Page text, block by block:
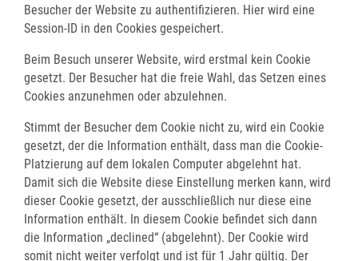
Besucher der Website zu authentifizieren. Hier wird eine
Session-ID in den Cookies gespeichert.
Beim Besuch unserer Website, wird erstmal kein Cookie
gesetzt. Der Besucher hat die freie Wahl, das Setzen eines
Cookies anzunehmen oder abzulehnen.
Stimmt der Besucher dem Cookie nicht zu, wird ein Cookie
gesetzt, der die Information enthält, dass man die Cookie-
Platzierung auf dem lokalen Computer abgelehnt hat.
Damit sich die Website diese Einstellung merken kann, wird
dieser Cookie gesetzt, der ausschließlich nur diese eine
Information enthält. In diesem Cookie befindet sich dann
die Information „declined“ (abgelehnt). Der Cookie wird
somit nicht weiter verfolgt und ist für 1 Jahr gültig. Der